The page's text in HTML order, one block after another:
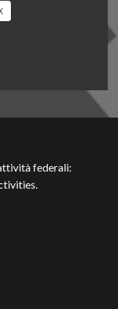
federali: